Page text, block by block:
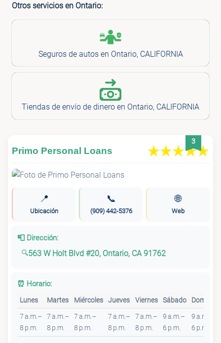
Otros servicios en Ontario:
Seguros de autos en Ontario, CALIFORNIA
Tiendas de envío de dinero en Ontario, CALIFORNIA
3
Primo Personal Loans
📍
Ubicación
📞
(909) 442-5376
🌐
Web
📮 Dirección:
563 W Holt Blvd #20, Ontario, CA 91762
⏰ Horario:
Lunes Martes Miércoles Jueves Viernes Sábado Domingo
7 a.m.–
8 p.m.
7 a.m.–
8 p.m.
7 a.m.–
8 p.m.
7 a.m.–
8 p.m.
7 a.m.–
8 p.m.
9 a.m.–
6 p.m.
9 a.m.–
6 p.m.